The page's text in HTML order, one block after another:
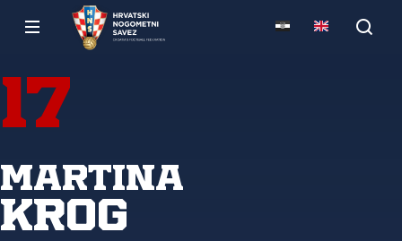
17
Martina
Krog